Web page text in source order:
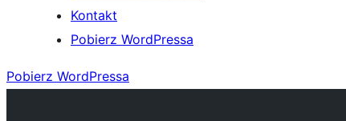
Kontakt
Pobierz WordPressa
Pobierz WordPressa